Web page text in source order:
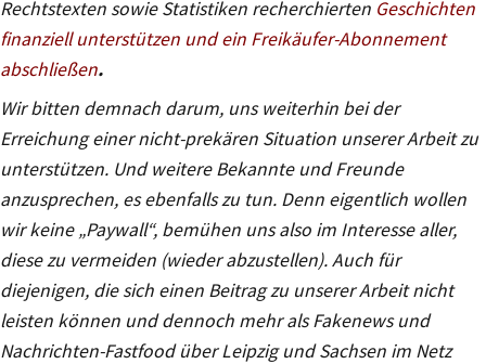
Rechtstexten sowie Statistiken recherchierten Geschichten
finanziell unterstützen und ein Freikäufer-Abonnement
abschließen.
Wir bitten demnach darum, uns weiterhin bei der
Erreichung einer nicht-prekären Situation unserer Arbeit zu
unterstützen. Und weitere Bekannte und Freunde
anzusprechen, es ebenfalls zu tun. Denn eigentlich wollen
wir keine „Paywall“, bemühen uns also im Interesse aller,
diese zu vermeiden (wieder abzustellen). Auch für
diejenigen, die sich einen Beitrag zu unserer Arbeit nicht
leisten können und dennoch mehr als Fakenews und
Nachrichten-Fastfood über Leipzig und Sachsen im Netz